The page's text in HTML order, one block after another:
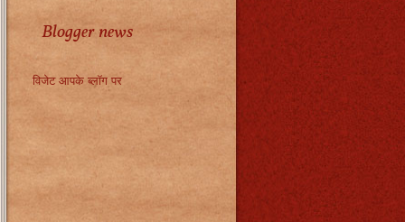
Blogger news
विजेट आपके ब्लॉग पर